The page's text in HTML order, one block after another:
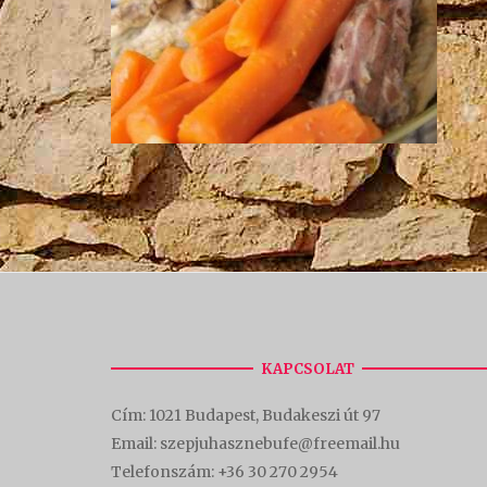
KAPCSOLAT
Cím: 1021 Budapest, Budakeszi út 97
Email: szepjuhasznebufe@freemail.hu
Telefonszám: +36 30 270 2954